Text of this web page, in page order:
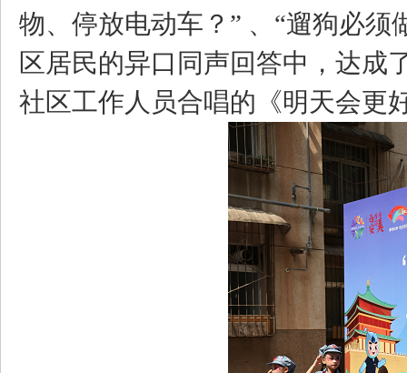
物、停放电动车？” 、“遛狗必
区居民的异口同声回答中，达成
社区工作人员合唱的《明天会更